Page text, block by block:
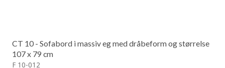
CT 10 - Sofabord i massiv eg med dråbeform og størrelse
107 x 79 cm
F 10-012